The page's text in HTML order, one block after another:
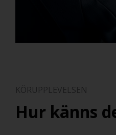
KÖRUPPLEVELSEN
Hur känns